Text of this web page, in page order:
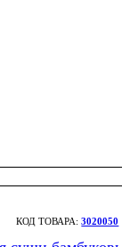
3020050